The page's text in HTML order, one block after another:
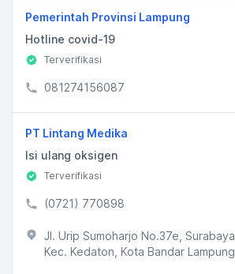
Pemerintah Provinsi Lampung
Hotline covid-19
Terverifikasi
081274156087
PT Lintang Medika
Isi ulang oksigen
Terverifikasi
(0721) 770898
Jl. Urip Sumoharjo No.37e, Surabaya,
Kec. Kedaton, Kota Bandar Lampung